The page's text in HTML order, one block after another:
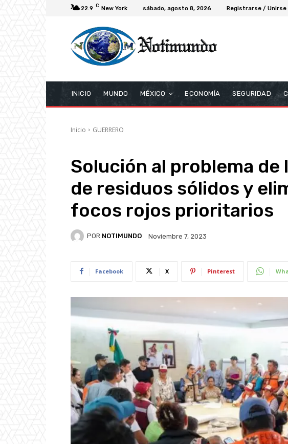
22.9 C New York sábado, agosto 8, 2026 Registrarse / Unirse
INICIO MUNDO MÉXICO ECONOMÍA SEGURIDAD
Inicio GUERRERO
Solución al problema
de residuos sólidos y
focos rojos prioritarios
POR NOTIMUNDO Noviembre 7, 2023
Facebook X Pinterest